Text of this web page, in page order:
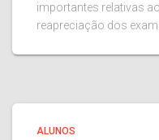
importantes relativas
reapreciação dos
ALUNOS